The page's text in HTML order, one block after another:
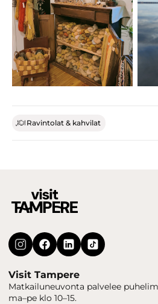
Ravintolat & kahvilat
Visit Tampere
Matkailuneuvonta palvelee
ma–pe klo 10–15.